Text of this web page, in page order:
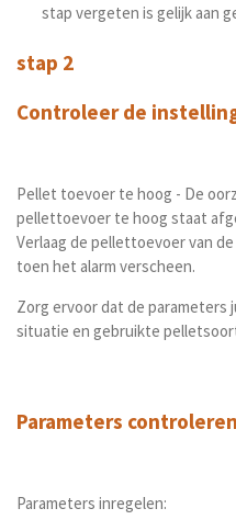
stap vergeten is gelijk aan
stap 2
Controleer de
Pellet toevoer te hoog - De
pellettoevoer te hoog staat
Verlaag de pellettoevoer van
toen het alarm verscheen.
Zorg ervoor dat de
situatie en gebruikte
Parameters
Parameters inregelen: